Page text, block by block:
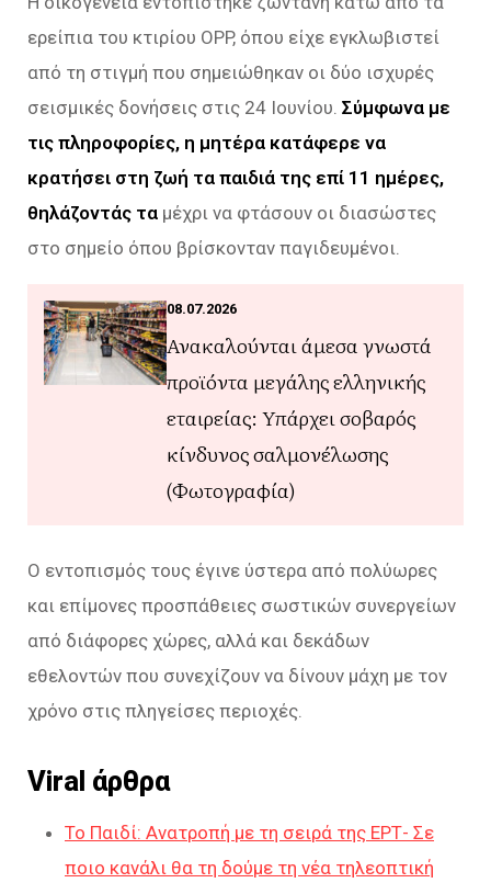
ερείπια του κτιρίου OPP, όπου είχε εγκλωβιστεί
από τη στιγμή που σημειώθηκαν οι δύο ισχυρές
σεισμικές δονήσεις στις 24 Ιουνίου. Σύμφωνα με
τις πληροφορίες, η μητέρα κατάφερε να
κρατήσει στη ζωή τα παιδιά της επί 11 ημέρες,
θηλάζοντάς τα μέχρι να φτάσουν οι διασώστες
στο σημείο όπου βρίσκονταν παγιδευμένοι.
08.07.2026
Ανακαλούνται άμεσα γνωστά
προϊόντα μεγάλης ελληνικής
εταιρείας: Υπάρχει σοβαρός
κίνδυνος σαλμονέλωσης
(Φωτογραφία)
Ο εντοπισμός τους έγινε ύστερα από πολύωρες
και επίμονες προσπάθειες σωστικών συνεργείων
από διάφορες χώρες, αλλά και δεκάδων
εθελοντών που συνεχίζουν να δίνουν μάχη με τον
χρόνο στις πληγείσες περιοχές.
Viral άρθρα
Το Παιδί: Ανατροπή με τη σειρά της ΕΡΤ- Σε
ποιο κανάλι θα τη δούμε τη νέα τηλεοπτική